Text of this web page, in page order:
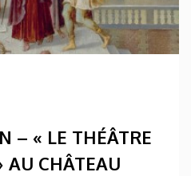
– « LE THÉÂTRE
AU CHÂTEAU